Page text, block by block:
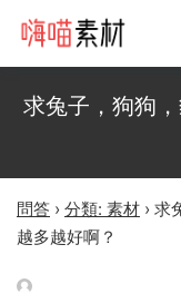
求兔子，狗狗
問答 › 分類: 素材 › 求
越多越好啊？